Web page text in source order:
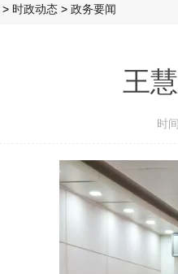
> 时政动态 > 政务要闻
王
时